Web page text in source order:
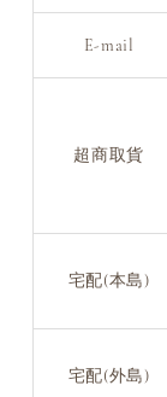
E-mail
超商取貨
宅配(本島)
宅配(外島)